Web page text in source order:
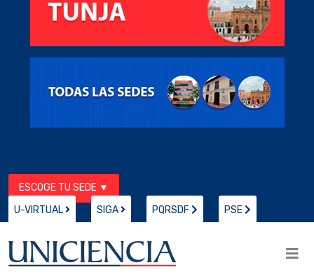
ESCOGE TU SEDE ▼
U-VIRTUAL
SIGA PQRSDF PSE